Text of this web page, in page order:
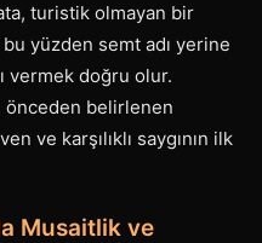
turistik olmayan bir
yüzden semt adı yerine
vermek doğru olur.
belirlenen
ve karşılıklı saygının ilk
Musaitlik ve